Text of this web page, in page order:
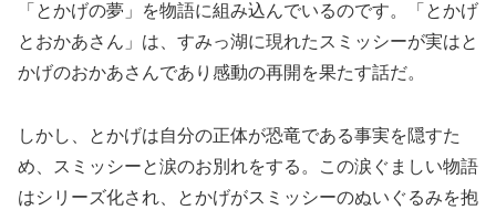
「とかげの夢」を物語に組み込んでいるのです。「とかげ
とおかあさん」は、すみっ湖に現れたスミッシーが実はと
かげのおかあさんであり感動の再開を果たす話だ。
しかし、とかげは自分の正体が恐竜である事実を隠すた
め、スミッシーと涙のお別れをする。この涙ぐましい物語
はシリーズ化され、とかげがスミッシーのぬいぐるみを抱